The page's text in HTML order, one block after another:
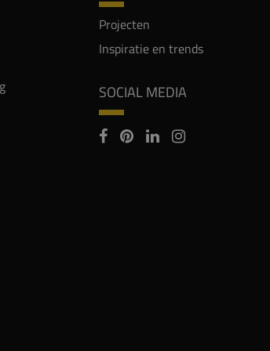
Projecten
Inspiratie en trends
SOCIAL MEDIA